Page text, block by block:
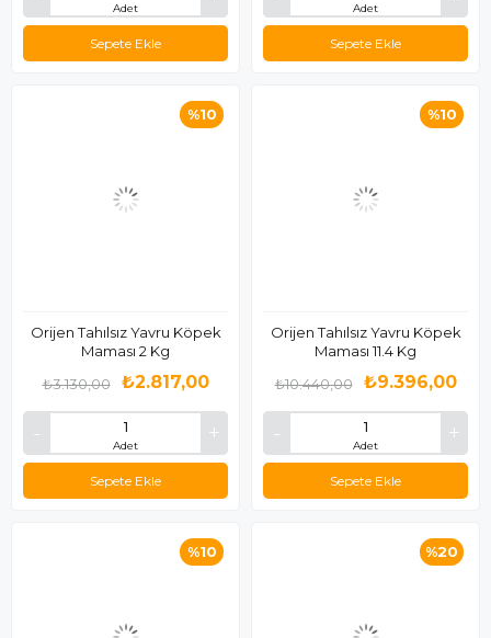
Adet
Sepete Ekle
Adet
Sepete Ekle
Orijen Tahılsız Yavru Köpek
Maması 2 Kg
Adet
₺2.817,00
₺3.130,00
Sepete Ekle
%10
Orijen Tahılsız Yavru Köpek
Maması 11.4 Kg
Adet
₺9.396,00
₺10.440,00
Sepete Ekle
%10
%10 %20